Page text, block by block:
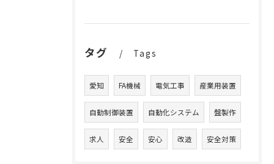
タグ Tags
愛知 FA機械 電気工事 産業用装置
自動制御装置 自動化システム 盤製作
求人 安全 安心 改造 安全対策